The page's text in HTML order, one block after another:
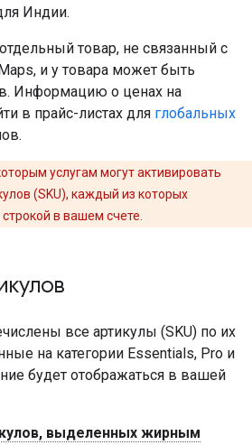
Индии.
товар, не связанный с
и у товара может быть
Информацию о ценах на
в прайс-листах для глобальных
услугам могут активировать
(SKU), каждый из которых
в ​​вашем счете.
все артикулы (SKU) по их
на категории Essentials, Pro и
будет отображаться в вашей
выделенных жирным